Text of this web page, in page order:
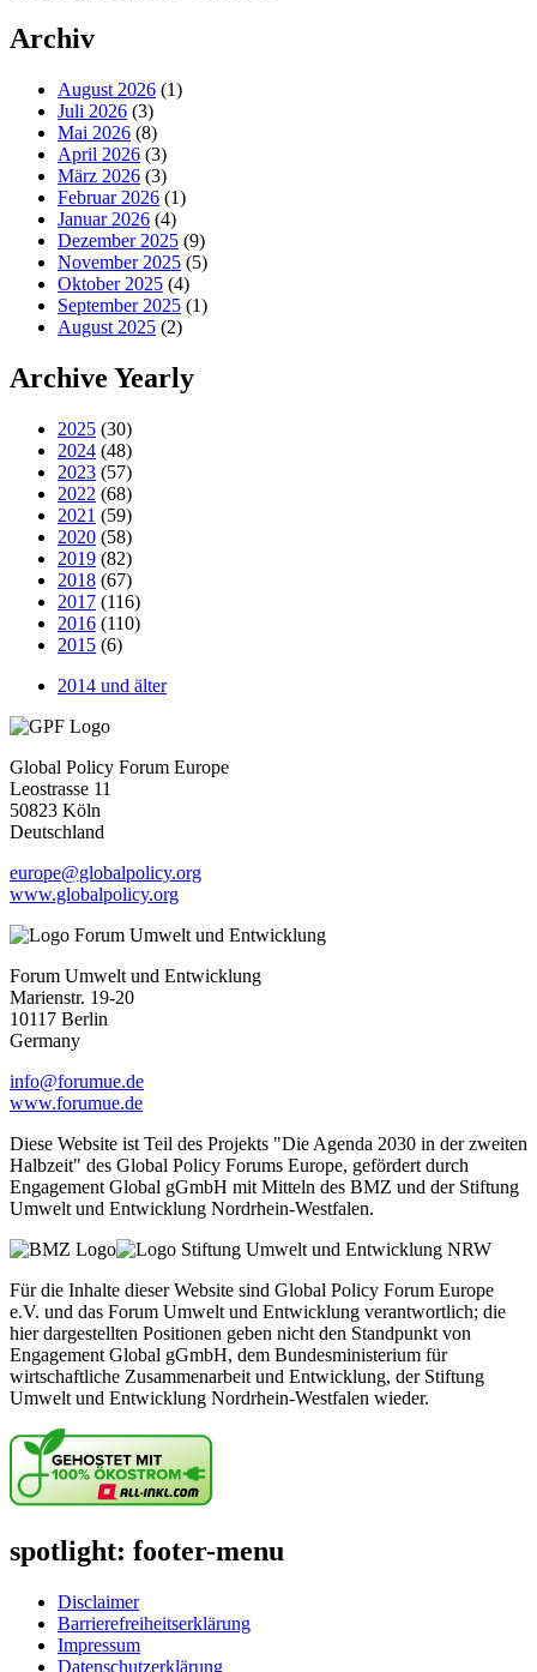
Archiv
August 2026 (1)
Juli 2026 (3)
Mai 2026 (8)
April 2026 (3)
März 2026 (3)
Februar 2026 (1)
Januar 2026 (4)
Dezember 2025 (9)
November 2025 (5)
Oktober 2025 (4)
September 2025 (1)
August 2025 (2)
Archive Yearly
2025 (30)
2024 (48)
2023 (57)
2022 (68)
2021 (59)
2020 (58)
2019 (82)
2018 (67)
2017 (116)
2016 (110)
2015 (6)
2014 und älter
Global Policy Forum Europe
Leostrasse 11
50823 Köln
Deutschland
europe@globalpolicy.org
www.globalpolicy.org
Forum Umwelt und Entwicklung
Marienstr. 19-20
10117 Berlin
Germany
info@forumue.de
www.forumue.de
Diese Website ist Teil des Projekts "Die Agenda 2030 in der zweiten
Halbzeit" des Global Policy Forums Europe, gefördert durch
Engagement Global gGmbH mit Mitteln des BMZ und der Stiftung
Umwelt und Entwicklung Nordrhein-Westfalen.
Für die Inhalte dieser Website sind Global Policy Forum Europe
e.V. und das Forum Umwelt und Entwicklung verantwortlich; die
hier dargestellten Positionen geben nicht den Standpunkt von
Engagement Global gGmbH, dem Bundesministerium für
wirtschaftliche Zusammenarbeit und Entwicklung, der Stiftung
Umwelt und Entwicklung Nordrhein-Westfalen wieder.
spotlight: footer-menu
Disclaimer
Barrierefreiheitserklärung
Impressum
Datenschutzerklärung